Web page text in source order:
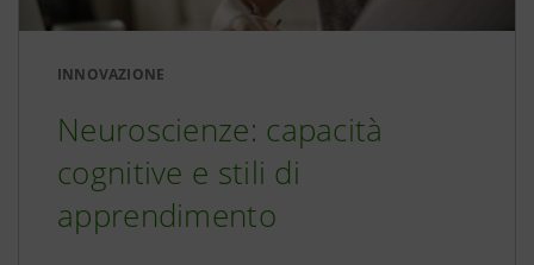
INNOVAZIONE
Neuroscienze: capacità
cognitive e stili di
apprendimento